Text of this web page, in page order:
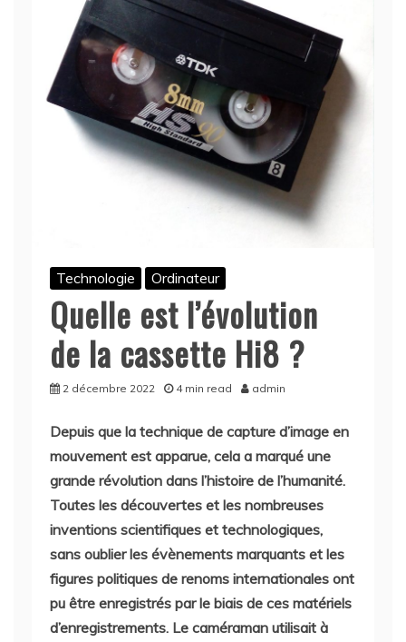
Technologie Ordinateur
Quelle est l’évolution
de la cassette Hi8 ?
2 décembre 2022 4 min read admin
Depuis que la technique de capture d’image en
mouvement est apparue, cela a marqué une
grande révolution dans l’histoire de l’humanité.
Toutes les découvertes et les nombreuses
inventions scientifiques et technologiques,
sans oublier les évènements marquants et les
figures politiques de renoms internationales ont
pu être enregistrés par le biais de ces matériels
d’enregistrements. Le caméraman utilisait à